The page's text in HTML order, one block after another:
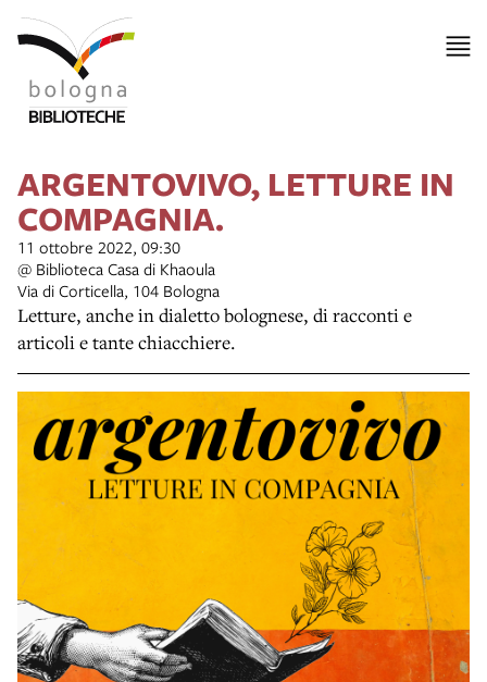
ARGENTOVIVO, LETTURE IN
COMPAGNIA.
11 ottobre 2022, 09:30
@ Biblioteca Casa di Khaoula
Via di Corticella, 104 Bologna
Letture, anche in dialetto bolognese, di racconti e
articoli e tante chiacchiere.